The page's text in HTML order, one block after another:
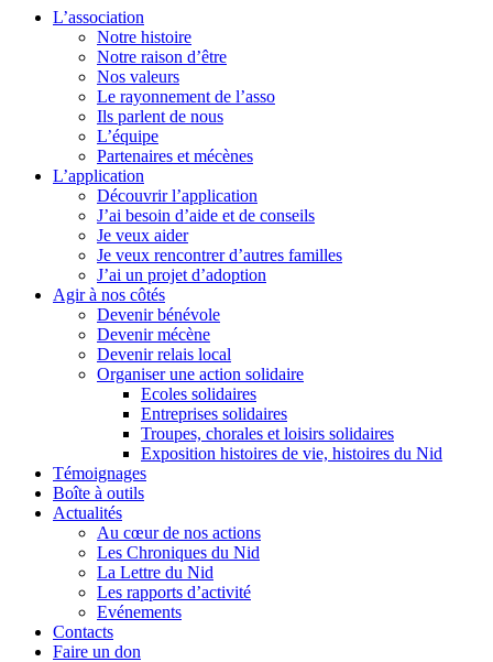
L’association
Notre histoire
Notre raison d’être
Nos valeurs
Le rayonnement de l’asso
Ils parlent de nous
L’équipe
Partenaires et mécènes
L’application
Découvrir l’application
J’ai besoin d’aide et de conseils
Je veux aider
Je veux rencontrer d’autres familles
J’ai un projet d’adoption
Agir à nos côtés
Devenir bénévole
Devenir mécène
Devenir relais local
Organiser une action solidaire
Ecoles solidaires
Entreprises solidaires
Troupes, chorales et loisirs solidaires
Exposition histoires de vie, histoires du Nid
Témoignages
Boîte à outils
Actualités
Au cœur de nos actions
Les Chroniques du Nid
La Lettre du Nid
Les rapports d’activité
Evénements
Contacts
Faire un don